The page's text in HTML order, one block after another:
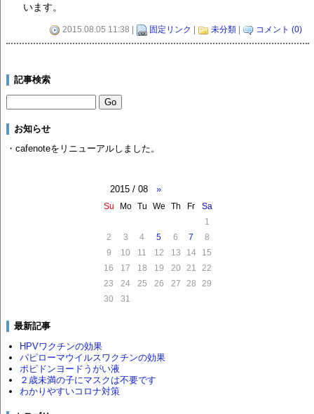
います。
2015.08.05 11:38 | 固定リンク 未分類 コメント (0)
記事検索
お知らせ
・cafenoteをリニューアルしました。
2015 / 08 »
Su Mo Tu We Th Fr
Sa
1
2
3 4 5 6 7
8
9
10 11 12 13 14
15
16
17 18 19 20 21
22
23
24 25 26 27 28
29
30
31
最新記事
HPVワクチンの効果
パピローマウイルスワクチンの効果
ポピドンヨードうがい液
２歳未満の子にマスクは不要です
わかりやすいコロナ対策